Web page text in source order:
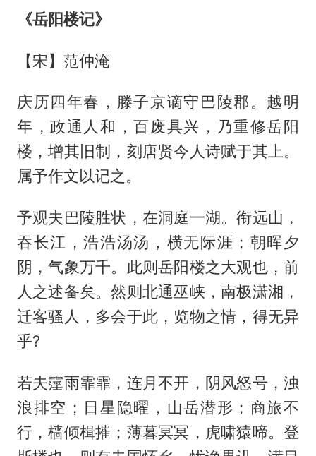
《岳阳楼记》
【宋】范仲淹
庆历四年春，滕子京谪守巴陵郡。越明
年，政通人和，百废具兴，乃重修岳阳
楼，增其旧制，刻唐贤今人诗赋于其上。
属予作文以记之。
予观夫巴陵胜状，在洞庭一湖。衔远山，
吞长江，浩浩汤汤，横无际涯；朝晖夕
阴，气象万千。此则岳阳楼之大观也，前
人之述备矣。然则北通巫峡，南极潇湘，
迁客骚人，多会于此，览物之情，得无异
乎?
若夫霪雨霏霏，连月不开，阴风怒号，浊
浪排空；日星隐曜，山岳潜形；商旅不
行，樯倾楫摧；薄暮冥冥，虎啸猿啼。登